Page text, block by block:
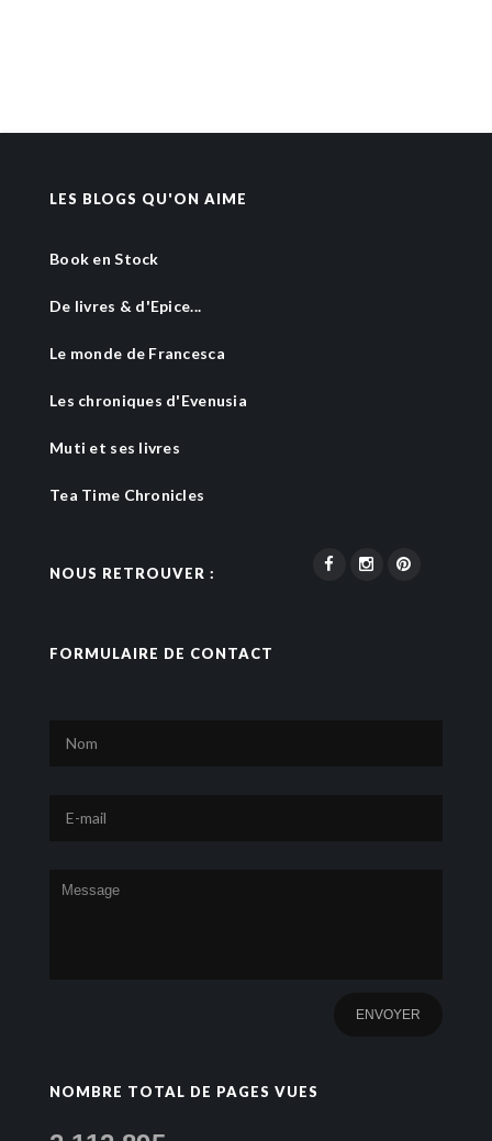
LES BLOGS QU'ON AIME
Book en Stock
De livres & d'Epice...
Le monde de Francesca
Les chroniques d'Evenusia
Muti et ses livres
Tea Time Chronicles
NOUS RETROUVER :
FORMULAIRE DE CONTACT
NOMBRE TOTAL DE PAGES VUES